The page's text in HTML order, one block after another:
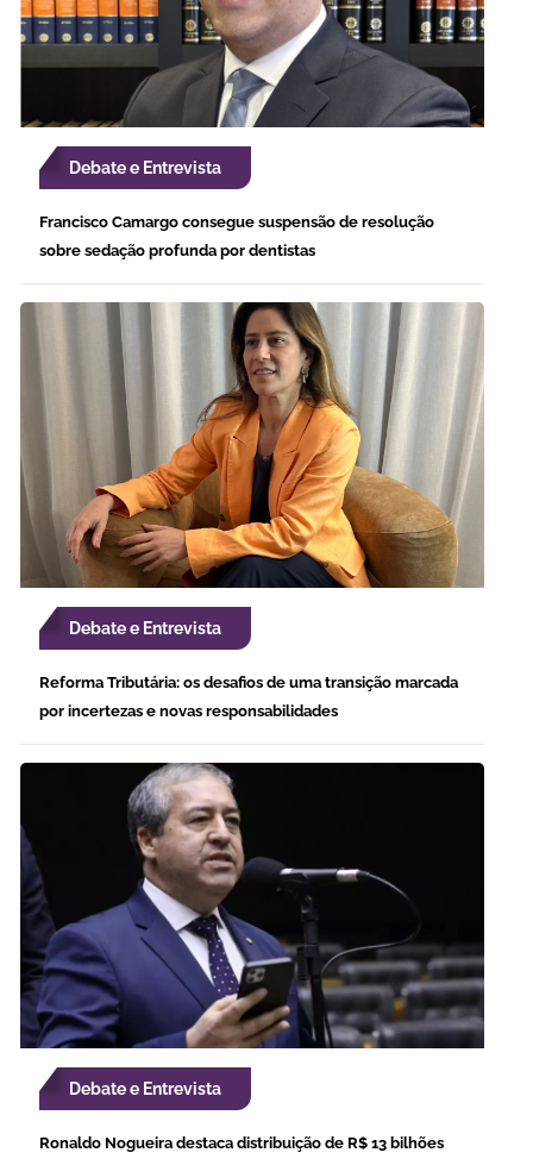
Debate e Entrevista
Francisco Camargo consegue suspensão de resolução
sobre sedação profunda por dentistas
Debate e Entrevista
Reforma Tributária: os desafios de uma transição marcada
por incertezas e novas responsabilidades
Debate e Entrevista
Ronaldo Nogueira destaca distribuição de R$ 13 bilhões